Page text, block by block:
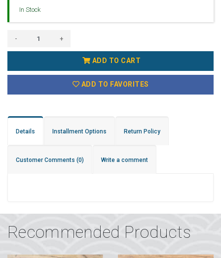
In Stock
- +
ADD TO CART
ADD TO FAVORITES
Details Installment Options Return Policy
Customer Comments (0) Write a comment
Recommended Products